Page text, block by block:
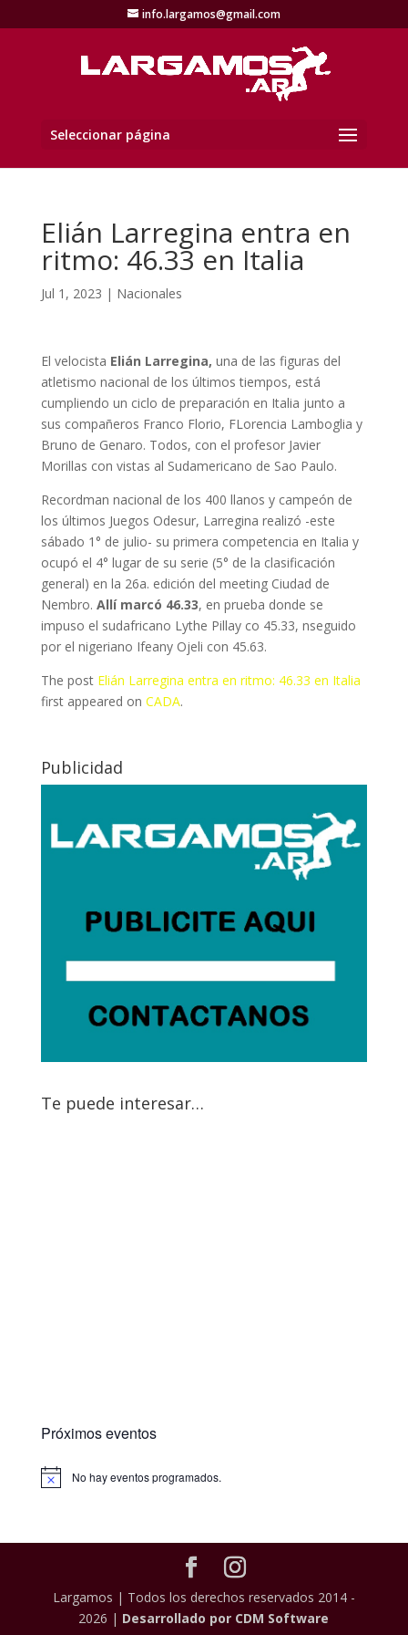
info.largamos@gmail.com
Seleccionar página
Elián Larregina entra en
ritmo: 46.33 en Italia
Jul 1, 2023 | Nacionales
El velocista Elián Larregina, una de las figuras del
atletismo nacional de los últimos tiempos, está
cumpliendo un ciclo de preparación en Italia junto a
sus compañeros Franco Florio, FLorencia Lamboglia y
Bruno de Genaro. Todos, con el profesor Javier
Morillas con vistas al Sudamericano de Sao Paulo.
Recordman nacional de los 400 llanos y campeón de
los últimos Juegos Odesur, Larregina realizó -este
sábado 1° de julio- su primera competencia en Italia y
ocupó el 4° lugar de su serie (5° de la clasificación
general) en la 26a. edición del meeting Ciudad de
Nembro. Allí marcó 46.33, en prueba donde se
impuso el sudafricano Lythe Pillay co 45.33, nseguido
por el nigeriano Ifeany Ojeli con 45.63.
The post Elián Larregina entra en ritmo: 46.33 en Italia
first appeared on CADA.
Publicidad
Te puede interesar…
Próximos eventos
No hay eventos programados.
Largamos | Todos los derechos reservados 2014 -
2026 | Desarrollado por CDM Software